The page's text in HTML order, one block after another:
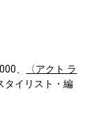
、
〈アクト ラ
タイリスト・編